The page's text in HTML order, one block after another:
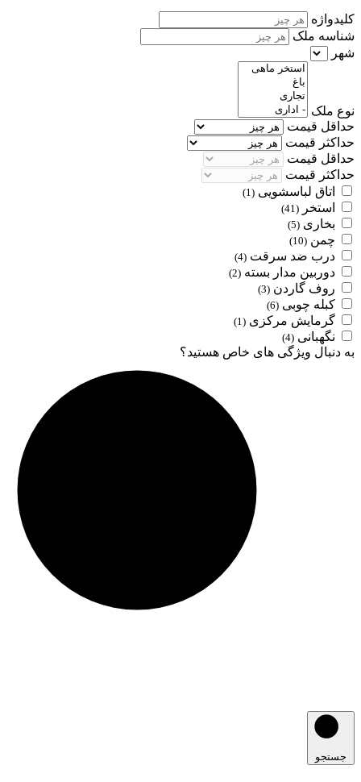
کلیدواژه
شناسه ملک
شهر
نوع ملک
حداقل قیمت
حداکثر قیمت
حداقل قیمت
حداکثر قیمت
اتاق لباسشویی (1)
استخر (41)
بخاری (5)
چمن (10)
درب ضد سرقت (4)
دوربین مدار بسته (2)
روف گاردن (3)
کبله چوبی (6)
گرمایش مرکزی (1)
نگهبانی (4)
به دنبال ویژگی های خاص هستید؟
جستجو